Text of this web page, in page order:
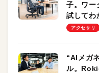
子。ワ
試してわ
ッチ機能
アクセサリ
“AIメガ
ル。